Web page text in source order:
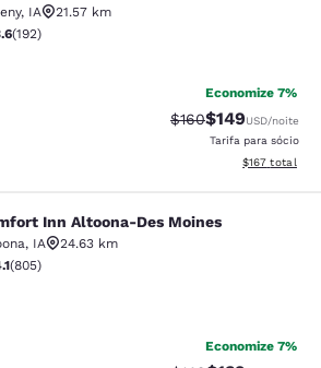
, IA
21.57 km
3.56 estrelas. Bom. 192 avaliações
(192)
Economize 7%
Tarifa anterior
$160Tarifa com
$149USD/noite
Tarifa para sócio
Exibir
$167 total
Des Moines
Inn Altoona-Des Moines
, IA
24.63 km
4.12 estrelas. Muito bom. 805 avaliações
(805)
Economize 7%